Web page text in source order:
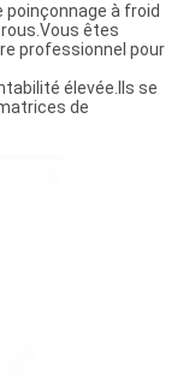
à froid
êtes
professionnel pour
élevée.Ils se
de